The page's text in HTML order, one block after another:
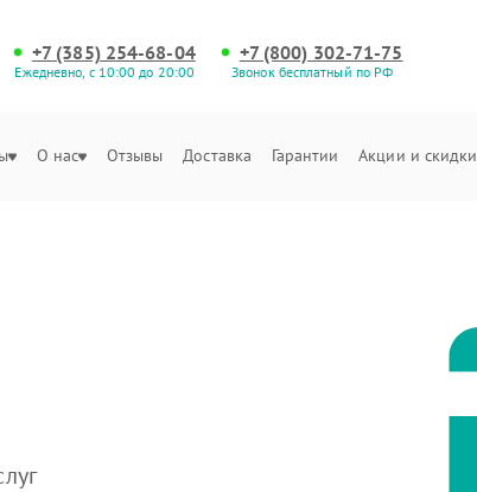
+7 (385) 254-68-04
Ежедневно, с 10:00 до 20:00
+7 (800) 302-71-75
Звонок бесплатный по РФ
О нас Отзывы Доставка Гарантии Акции и скидки